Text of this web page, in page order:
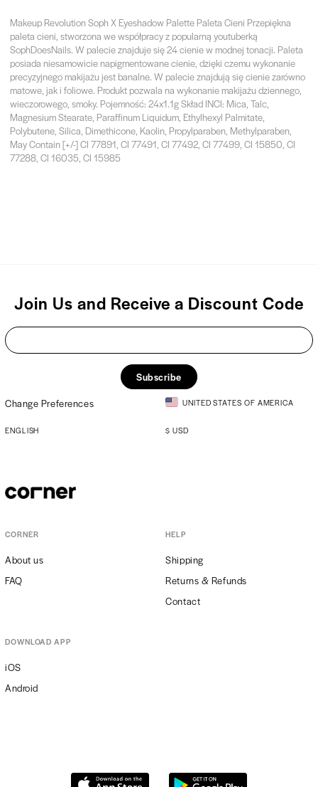
Makeup Revolution Soph X Eyeshadow Palette Paleta Cieni Przepiękna
paleta cieni, stworzona we współpracy z popularną youtuberką
SophDoesNails. W palecie znajduje się 24 cienie w modnej tonacji. Paleta
posiada niesamowicie napigmentowane cienie, dzięki czemu wykonanie
precyzyjnego makijażu jest banalne. W palecie znajdują się cienie zarówno
matowe, jak i foliowe. Produkt pozwala na wykonanie makijażu dziennego,
wieczorowego, smoky. Pojemność: 24x1.1g Skład INCI: Mica, Talc,
Magnesium Stearate, Paraffinum Liquidum, Ethylhexyl Palmitate,
Polybutene, Silica, Dimethicone, Kaolin, Propylparaben, Methylparaben,
May Contain [+/-] CI 77891, CI 77491, CI 77492, CI 77499, CI 15850, CI
77288, CI 16035, CI 15985
Join Us and Receive a Discount Code
Subscribe
Change Preferences
UNITED STATES OF AMERICA
ENGLISH $ USD
CORNER
About us
FAQ
HELP
Shipping
Returns & Refunds
Contact
DOWNLOAD APP
iOS
Android